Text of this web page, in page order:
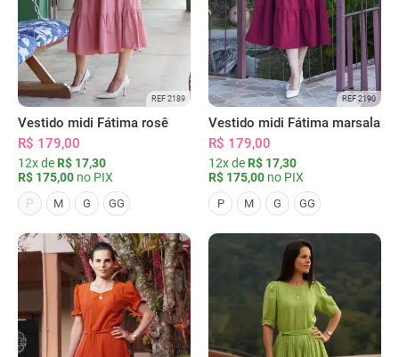
REF 2189
Vestido midi Fátima rosê
R$ 179,00
12x de R$ 17,30
R$ 175,00 no PIX
P
M G GG
REF 2190
Vestido midi Fátima marsala
R$ 179,00
12x de R$ 17,30
R$ 175,00 no PIX
P M G GG